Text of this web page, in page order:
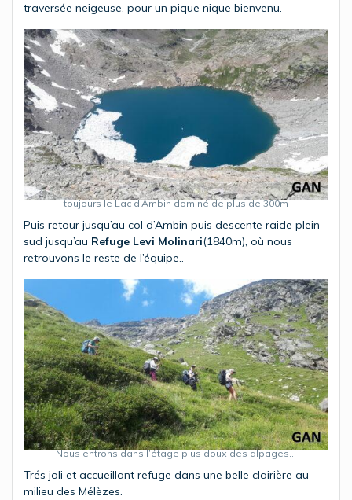
traversée neigeuse, pour un pique nique bienvenu.
toujours le Lac d’Ambin dominé de plus de 300m
Puis retour jusqu’au col d’Ambin puis descente raide plein
sud jusqu’au Refuge Levi Molinari(1840m), où nous
retrouvons le reste de l’équipe..
Nous entrons dans l’étage plus doux des alpages…
Trés joli et accueillant refuge dans une belle clairière au
milieu des Mélèzes.